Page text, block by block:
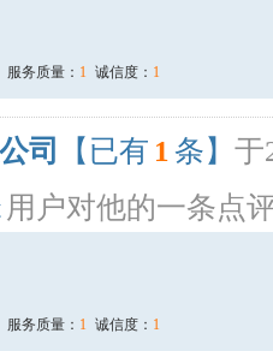
服务质量： 1 诚信度： 1
司 【已有 1 条】 于
用户对他的一条点
服务质量： 1 诚信度： 1